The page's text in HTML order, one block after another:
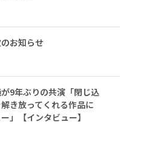
お知らせ
9年ぶりの共演「閉じ込
き放ってくれる作品に
」【インタビュー】